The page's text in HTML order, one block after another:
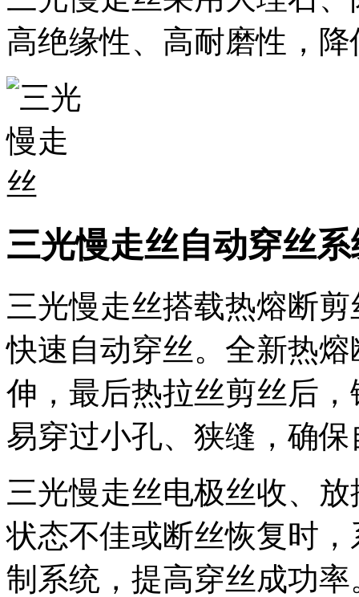
高绝缘性、高耐磨性，
三光慢走丝自动穿丝系
三光慢走丝搭载热熔断
快速自动穿丝。全新热
伸，最后热拉丝剪丝后
易穿过小孔、狭缝，确
三光慢走丝电极丝收、
状态不佳或断丝恢复时
制系统，提高穿丝成功率